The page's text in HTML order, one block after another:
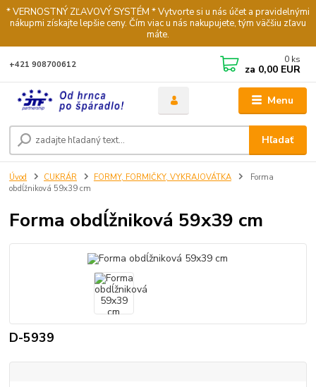
* VERNOSTNÝ ZĽAVOVÝ SYSTÉM * Vytvorte si u nás účet a pravidelnými
nákupmi získajte lepšie ceny. Čím viac u nás nakupujete, tým väčšiu zľavu
máte.
Menu
Hľadať
+421 908700612 0 ks
za 0,00 EUR
Úvod CUKRÁR FORMY, FORMIČKY, VYKRAJOVÁTKA
Forma
obdĺžniková 59x39 cm
Forma obdĺžniková 59x39 cm
D-5939